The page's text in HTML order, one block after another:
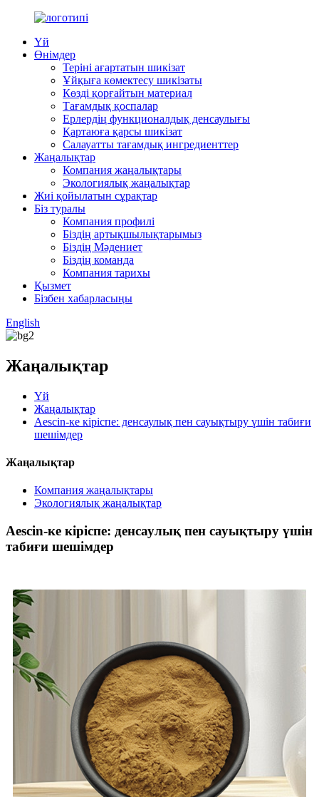
Үй
Өнімдер
Теріні ағартатын шикізат
Ұйқыға көмектесу шикізаты
Көзді қорғайтын материал
Тағамдық қоспалар
Ерлердің функционалдық денсаулығы
Қартаюға қарсы шикізат
Салауатты тағамдық ингредиенттер
Жаңалықтар
Компания жаңалықтары
Экологиялық жаңалықтар
Жиі қойылатын сұрақтар
Біз туралы
Компания профилі
Біздің артықшылықтарымыз
Біздің Мәдениет
Біздің команда
Компания тарихы
Қызмет
Бізбен хабарласыңы
English
Жаңалықтар
Үй
Жаңалықтар
Aescin-ке кіріспе: денсаулық пен сауықтыру үшін табиғи
шешімдер
Жаңалықтар
Компания жаңалықтары
Экологиялық жаңалықтар
Aescin-ке кіріспе: денсаулық пен сауықтыру үшін
табиғи шешімдер